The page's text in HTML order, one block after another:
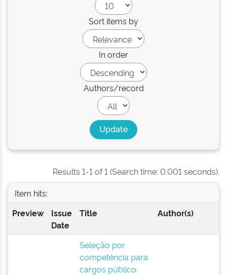
Sort items by
In order
Authors/record
Results 1-1 of 1 (Search time: 0.001 seconds).
Item hits:
Preview
Issue
Date
Title Author(s)
Seleção por
competência para
cargos público: